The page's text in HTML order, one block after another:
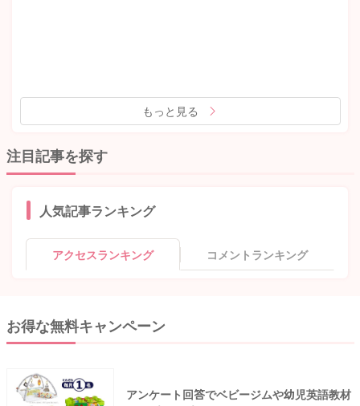
もっと見る
注目記事を探す
人気記事ランキング
アクセスランキング コメントランキング
お得な無料キャンペーン
アンケート回答でベビージムや幼児英語教材